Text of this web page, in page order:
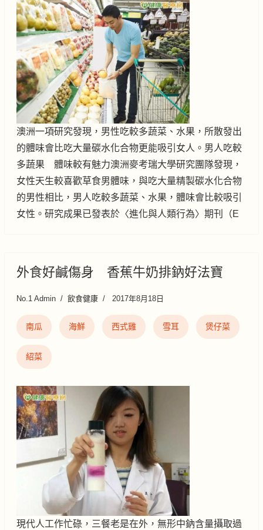
澳洲一項研究發現，男性吃較多蔬菜、水果，所散發出
的體味會比吃大量碳水化合物更能吸引女人。男人吃較
多蔬果 體味較有魅力澳洲麥考瑞大學研究團隊發現，
女性天生較喜歡草食男體味，與吃大量精製碳水化合物
的男性相比，男人吃較多蔬菜、水果，體味會比較吸引
女性。研究成果已發表於〈進化與人類行為〉期刊（E
外食好鹹傷身 香蕉牛奶排鈉好法寶
No.1 Admin 飲食健康 2017年8月18日
南瓜 海鮮 西式雞 雪耳 煲仔菜
紹菜
現代人工作忙碌，三餐老是在外，無形中鈉含量攝取過